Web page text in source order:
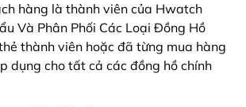
hàng là thành viên của Hwatch
Và Phân Phối Các Loại Đồng Hồ
thành viên hoặc đã từng mua hàng
dụng cho tất cả các đồng hồ chính